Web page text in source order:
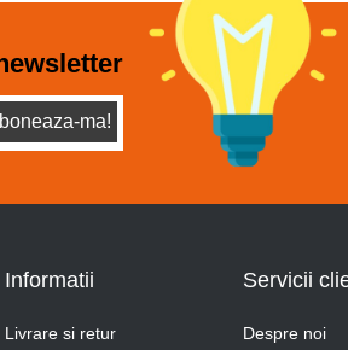
ma!
Informatii
Livrare si retur
Servicii
Despre noi